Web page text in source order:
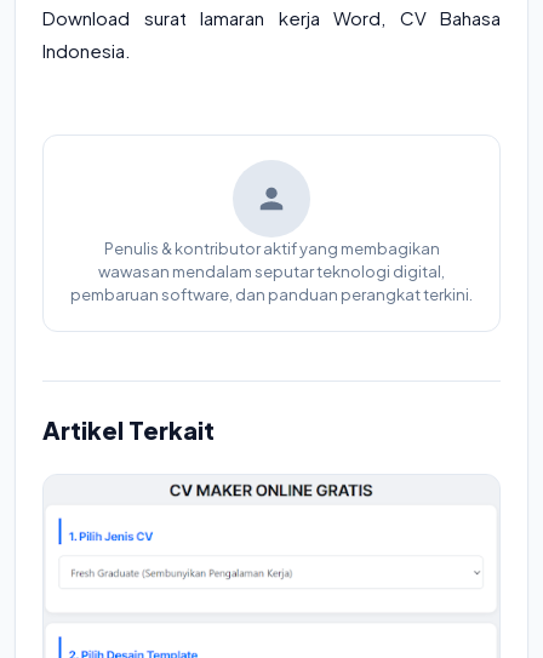
Download surat lamaran kerja Word, CV Bahasa
Indonesia.
Penulis & kontributor aktif yang membagikan
wawasan mendalam seputar teknologi digital,
pembaruan software, dan panduan perangkat terkini.
Artikel Terkait